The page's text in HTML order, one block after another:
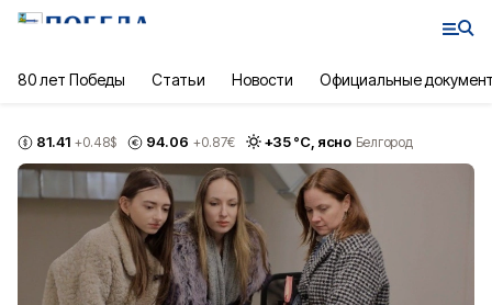
80 лет Победы Статьи Новости Официальные
81.41 +0.48$ 94.06 +0.87€ +35°С, ясно Белгород